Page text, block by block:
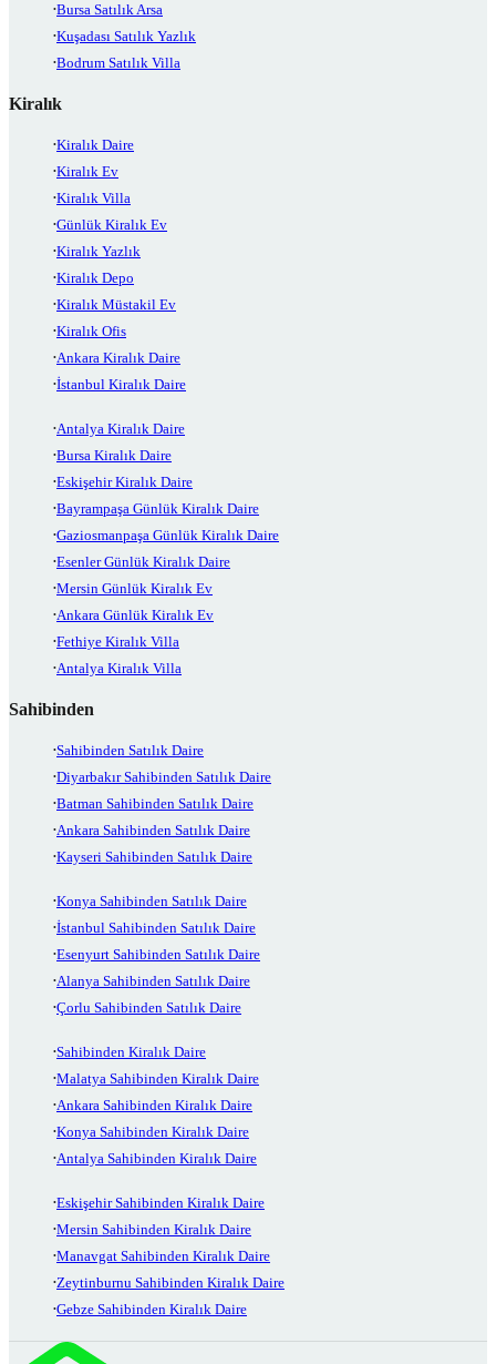
Bursa Satılık Arsa
Kuşadası Satılık Yazlık
Bodrum Satılık Villa
Kiralık
Kiralık Daire
Kiralık Ev
Kiralık Villa
Günlük Kiralık Ev
Kiralık Yazlık
Kiralık Depo
Kiralık Müstakil Ev
Kiralık Ofis
Ankara Kiralık Daire
İstanbul Kiralık Daire
Antalya Kiralık Daire
Bursa Kiralık Daire
Eskişehir Kiralık Daire
Bayrampaşa Günlük Kiralık Daire
Gaziosmanpaşa Günlük Kiralık Daire
Esenler Günlük Kiralık Daire
Mersin Günlük Kiralık Ev
Ankara Günlük Kiralık Ev
Fethiye Kiralık Villa
Antalya Kiralık Villa
Sahibinden
Sahibinden Satılık Daire
Diyarbakır Sahibinden Satılık Daire
Batman Sahibinden Satılık Daire
Ankara Sahibinden Satılık Daire
Kayseri Sahibinden Satılık Daire
Konya Sahibinden Satılık Daire
İstanbul Sahibinden Satılık Daire
Esenyurt Sahibinden Satılık Daire
Alanya Sahibinden Satılık Daire
Çorlu Sahibinden Satılık Daire
Sahibinden Kiralık Daire
Malatya Sahibinden Kiralık Daire
Ankara Sahibinden Kiralık Daire
Konya Sahibinden Kiralık Daire
Antalya Sahibinden Kiralık Daire
Eskişehir Sahibinden Kiralık Daire
Mersin Sahibinden Kiralık Daire
Manavgat Sahibinden Kiralık Daire
Zeytinburnu Sahibinden Kiralık Daire
Gebze Sahibinden Kiralık Daire